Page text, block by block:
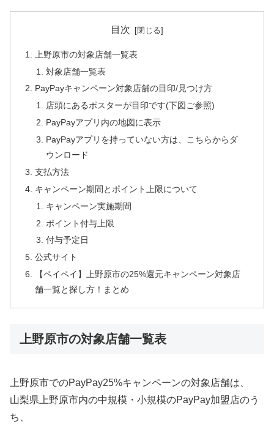
目次
上野原市の対象店舗一覧表
対象店舗一覧表
PayPayキャンペーン対象店舗の目印/見つけ方
店頭にあるポスターが目印です(下図ご参照)
PayPayアプリ内の地図に表示
PayPayアプリを持っていない方は、こちらからダ
ウンロード
支払方法
キャンペーン期間とポイント上限について
キャンペーン実施期間
ポイント付与上限
付与予定日
公式サイト
【ペイペイ】上野原市の25%還元キャンペーン対象店
舗一覧と探し方！まとめ
上野原市の対象店舗一覧表
上野原市でのPayPay25%キャンペーンの対象店舗は、
山梨県上野原市内の中規模・小規模のPayPay加盟店のう
ち、